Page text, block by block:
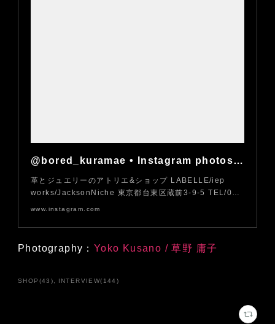
@bored_kuramae • Instagram photos and videos
革とジュエリーのアトリエ&ショップ LABELLE/iep
works/JacksonNiche 東京都台東区蔵前3-9-5 TEL/0…
www.instagram.com
Photography： Yoko Kusano / 草野 庸子
SHOP (43 ) INTERVIEW( 144 )